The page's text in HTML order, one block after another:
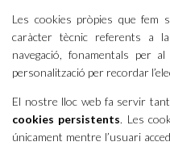
Les cookies pròpies que
caràcter tècnic referents a
navegació, fonamentals per
personalització per recordar
El nostre lloc web fa servir tant
cookies persistents. Les
únicament mentre l’usuari